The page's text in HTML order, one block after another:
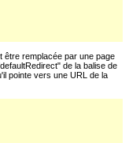
être remplacée par une page
de la balise de
pointe vers une URL de la